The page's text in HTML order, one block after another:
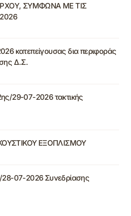
ΣΥΜΦΩΝΑ ΜΕ ΤΙΣ
κατεπείγουσας δια περιφοράς
Δ.Σ.
29-07-2026 τακτικής
ΕΞΟΠΛΙΣΜΟΥ
07-2026 Συνεδρίασης